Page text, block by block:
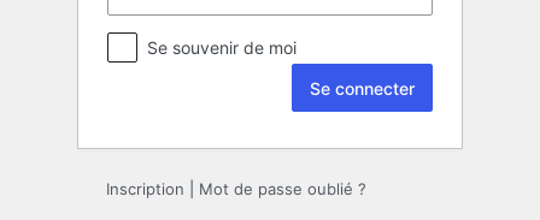
Se souvenir de moi
Inscription Mot de passe oublié ?